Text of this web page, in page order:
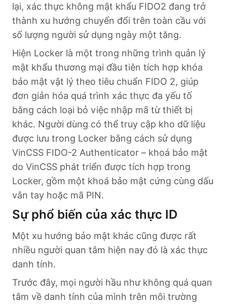
lại, xác thực không mật khẩu FIDO2 đang trở
thành xu hướng chuyển đổi trên toàn cầu với
số lượng người sử dụng ngày một tăng.
Hiện Locker là một trong những trình quản lý
mật khẩu thương mại đầu tiên tích hợp khóa
bảo mật vật lý theo tiêu chuẩn FIDO 2, giúp
đơn giản hóa quá trình xác thực đa yếu tố
bằng cách loại bỏ việc nhập mã từ thiết bị
khác. Người dùng có thể truy cập kho dữ liệu
được lưu trong Locker bằng cách sử dụng
VinCSS FIDO-2 Authenticator – khoá bảo mật
do VinCSS phát triển được tích hợp trong
Locker, gồm một khoá bảo mật cứng cùng dấu
vân tay hoặc mã PIN.
Sự phổ biến của xác thực ID
Một xu hướng bảo mật khác cũng được rất
nhiều người quan tâm hiện nay đó là xác thực
danh tính.
Trước đây, mọi người hầu như không quá quan
tâm về danh tính của mình trên môi trường